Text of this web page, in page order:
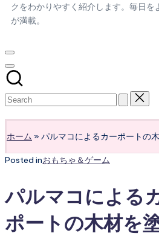
クをわかりやすく紹介します。毎日を
が満載。
ホーム » パルマコによるカーポートの
Posted inおもちゃ＆ゲーム
パルマコによる
ポートの木材を